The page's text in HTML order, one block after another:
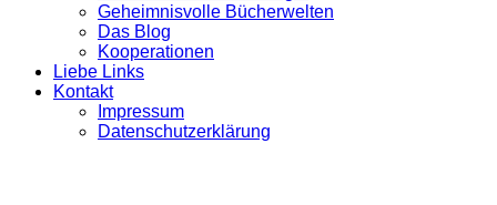
Geheimnisvolle Bücherwelten
Das Blog
Kooperationen
Liebe Links
Kontakt
Impressum
Datenschutzerklärung